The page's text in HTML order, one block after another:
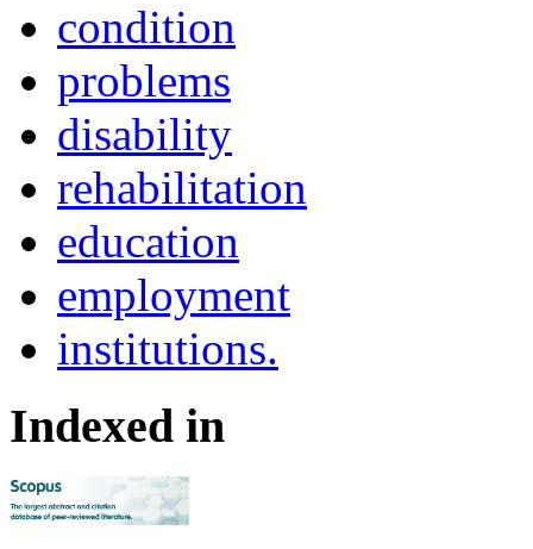
condition
problems
disability
reha­bilitation
education
employment
institutions.
Indexed in